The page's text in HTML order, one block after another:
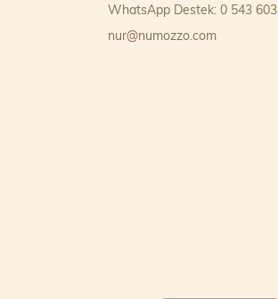
WhatsApp Destek: 0 543
nur@numozzo.com